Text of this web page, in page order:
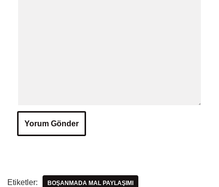
Etiketler: BOŞANMADA MAL PAYLAŞIMI